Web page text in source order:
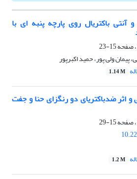
آنتی باکتریال روی پارچه پنبه ای با
15-23
پیمان ولی پور، حمید اکبرپور
1.14 M
و اثر ضدباکتریای دو رنگزای حنا و جفت
15-29
1.2 M